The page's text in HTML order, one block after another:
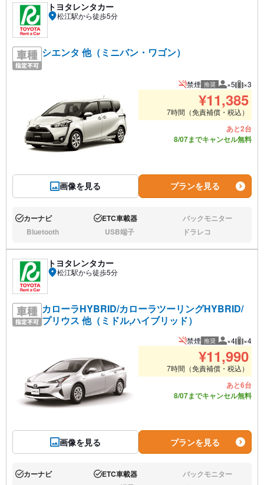
トヨタレンタカー
松江駅から徒歩5分
シエンタ 他（ミニバン・ワゴン）
画像を見る
禁煙 推奨 推奨人数
×5 推奨
×3
¥11,385
7時間（免責補償・税込）
あと2台
8/07までキャンセル無料
プランを見る
あり:カーナビ あり:ETC車載器 なし:バックモニター
なし:Bluetooth なし:USB端子 なし:ドラレコ
トヨタレンタカー
松江駅から徒歩5分
カローラHYBRID/カローラツーリングHYBRID/
プリウス 他（ミドル,ハイブリッド）
画像を見る
禁煙 推奨 推奨人数
×4 推奨
×4
¥11,990
7時間（免責補償・税込）
あと6台
8/07までキャンセル無料
プランを見る
あり:カーナビ あり:ETC車載器 なし:バックモニター